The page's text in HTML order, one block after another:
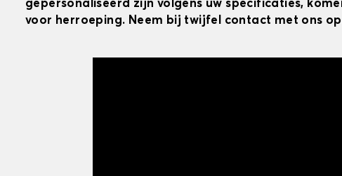
gepersonaliseerd zijn volgens uw specificaties,
voor herroeping. Neem bij twijfel contact met ons